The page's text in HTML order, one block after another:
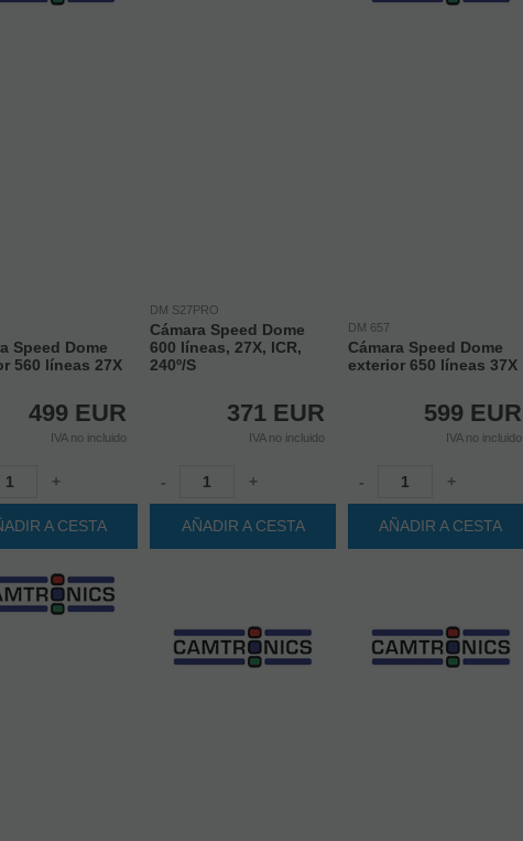
Speed Dome
560 líneas 27X
499 EUR
IVA no incluido
+
A CESTA
DM S27PRO
Cámara Speed Dome
600 líneas, 27X, ICR,
240º/S
371 EUR
IVA no incluido
- +
AÑADIR A CESTA
DM 657
Cámara Speed Dome
exterior 650 líneas 37X
599 EUR
IVA no incluido
- +
AÑADIR A CESTA